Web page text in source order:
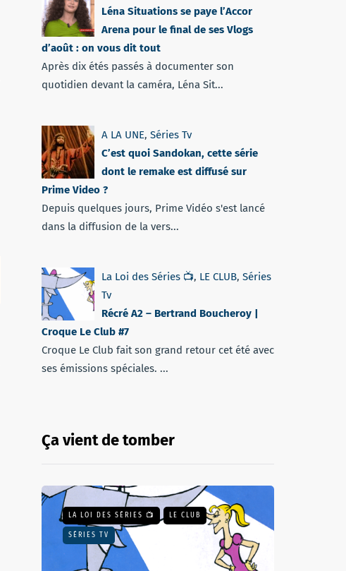
Léna Situations se paye l’Accor
Arena pour le final de ses Vlogs
d’août : on vous dit tout
Après dix étés passés à documenter son
quotidien devant la caméra, Léna Sit...
A LA UNE, Séries Tv
C’est quoi Sandokan, cette série
dont le remake est diffusé sur
Prime Video ?
Depuis quelques jours, Prime Vidéo s'est lancé
dans la diffusion de la vers...
La Loi des Séries 📺, LE CLUB, Séries
Tv
Récré A2 – Bertrand Boucheroy |
Croque Le Club #7
Croque Le Club fait son grand retour cet été avec
ses émissions spéciales. ...
Ça vient de tomber
LA LOI DES SÉRIES 📺 LE CLUB
SÉRIES TV